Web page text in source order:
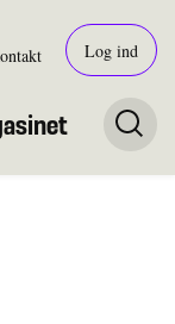
Log ind